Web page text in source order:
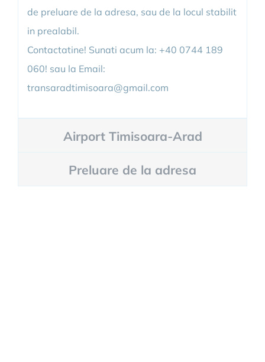
de preluare de la adresa, sau de la locul stabilit
in prealabil.
Contactatine! Sunati acum la: +40 0744 189
060! sau la Email:
transaradtimisoara@gmail.com
Airport Timisoara-Arad
Preluare de la adresa